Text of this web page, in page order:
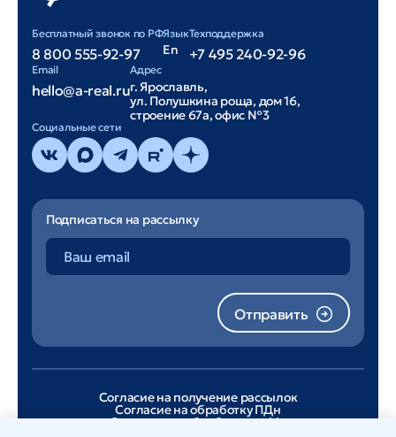
Бесплатный звонок по РФ
8 800 555-92-97
Язык
En
Техподдержка
+7 495 240-92-96
Email
hello@a-real.ru
Адрес
г. Ярославль,
ул. Полушкина роща, дом 16,
строение 67а, офис №3
Cоциальные сети
Подписаться на рассылку
Отправить
Согласие на получение рассылок
Согласие на обработку ПДн
Согласие на обработку cookie